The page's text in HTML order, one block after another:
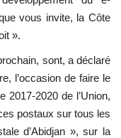
vous invite, la Côte
».
sont, a déclaré
l’occasion de faire le
2020 de l’Union,
postaux sur tous les
d’Abidjan », sur la